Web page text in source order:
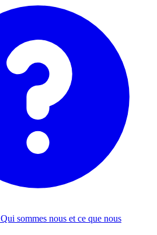
Qui sommes nous et ce que nous